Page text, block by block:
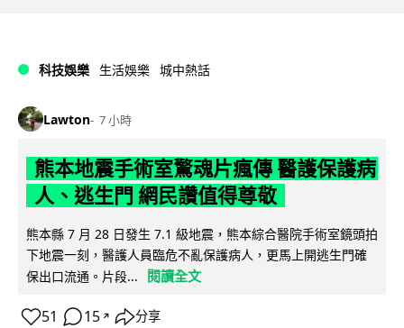
科技娛樂 生活娛樂 城中熱話
Lawton 7 小時
熊本地震手術室驚魂片瘋傳 醫護保護病
人、逃生門 網民讚值得尊敬
熊本縣 7 月 28 日發生 7.1 級地震，熊本綜合醫院手術室鏡頭拍
下地震一刻，醫護人員臨危不亂保護病人，更馬上開逃生門確
保出口流通。片段...
閱讀全文
51 15 ↗ 分享